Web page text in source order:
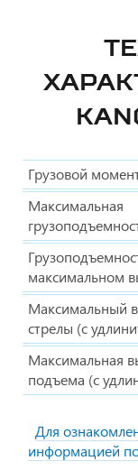
Грузовой
Максимальная
максимальном
Максимальный
стрелы (с
Максимальная
подъема (с
Для
информацией